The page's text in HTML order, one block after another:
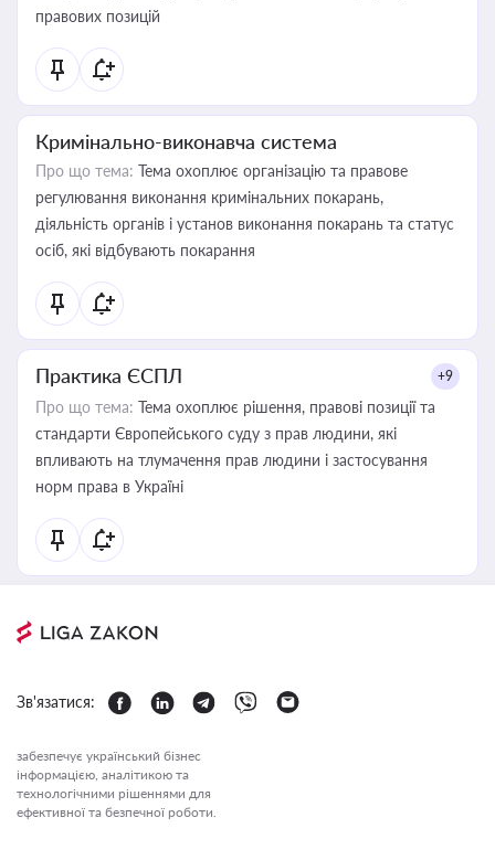
правових позицій
Кримінально-виконавча система
Про що тема: Тема охоплює організацію та правове
регулювання виконання кримінальних покарань,
діяльність органів і установ виконання покарань та статус
осіб, які відбувають покарання
Практика ЄСПЛ +9
Про що тема: Тема охоплює рішення, правові позиції та
стандарти Європейського суду з прав людини, які
впливають на тлумачення прав людини і застосування
норм права в Україні
Зв'язатися:
забезпечує український бізнес
інформацією, аналітикою та
технологічними рішеннями для
ефективної та безпечної роботи.